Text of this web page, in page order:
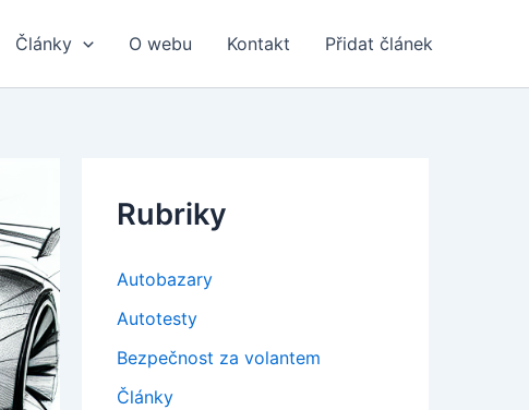
Články O webu Kontakt Přidat článek
Rubriky
Autobazary
Autotesty
Bezpečnost za volantem
Články